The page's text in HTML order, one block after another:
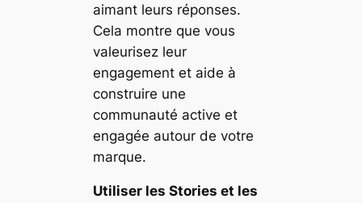
aimant leurs réponses.
Cela montre que vous
valeurisez leur
engagement et aide à
construire une
communauté active et
engagée autour de votre
marque.
Utiliser les Stories et les